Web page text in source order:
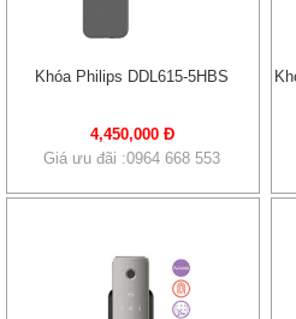
Khóa Philips DDL615-5HBS
4,450,000 Đ
Giá ưu đãi :0964 668 553